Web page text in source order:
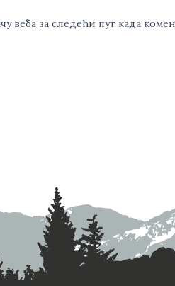
веба за следећи пут када